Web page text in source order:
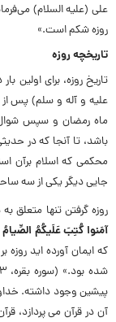
علی (علیه السلام)
روزه شکم است.»
تاریخچه روزه
علیه و آله و سلم) پس
ماه رمضان و سپس شوال
باشد، تا آنجا که در
محکمی که اسلام برآن
جایی دیگر یکی از سه ساحت
روزه گرفتن تنها متعلق
آمَنوا كُتِبَ عَلَيكُمُ
که ایمان آورده اید
پیشین وجود داشته.
آن در قرآن می‌ پردازد،